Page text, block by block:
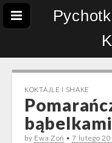
KOKTAJLE I SHAKE
bąbelkami
by Ewa Zoń •7 lutego